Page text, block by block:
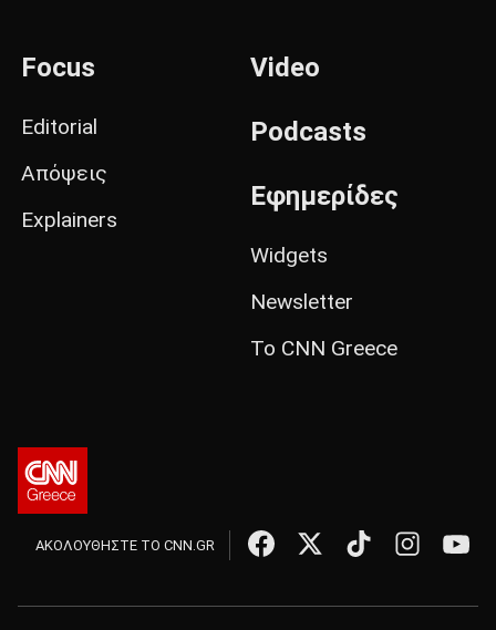
Focus
Editorial
Απόψεις
Explainers
Video
Podcasts
Εφημερίδες
Widgets
Newsletter
Το CNN Greece
ΑΚΟΛΟΥΘΗΣΤΕ ΤΟ CNN.GR